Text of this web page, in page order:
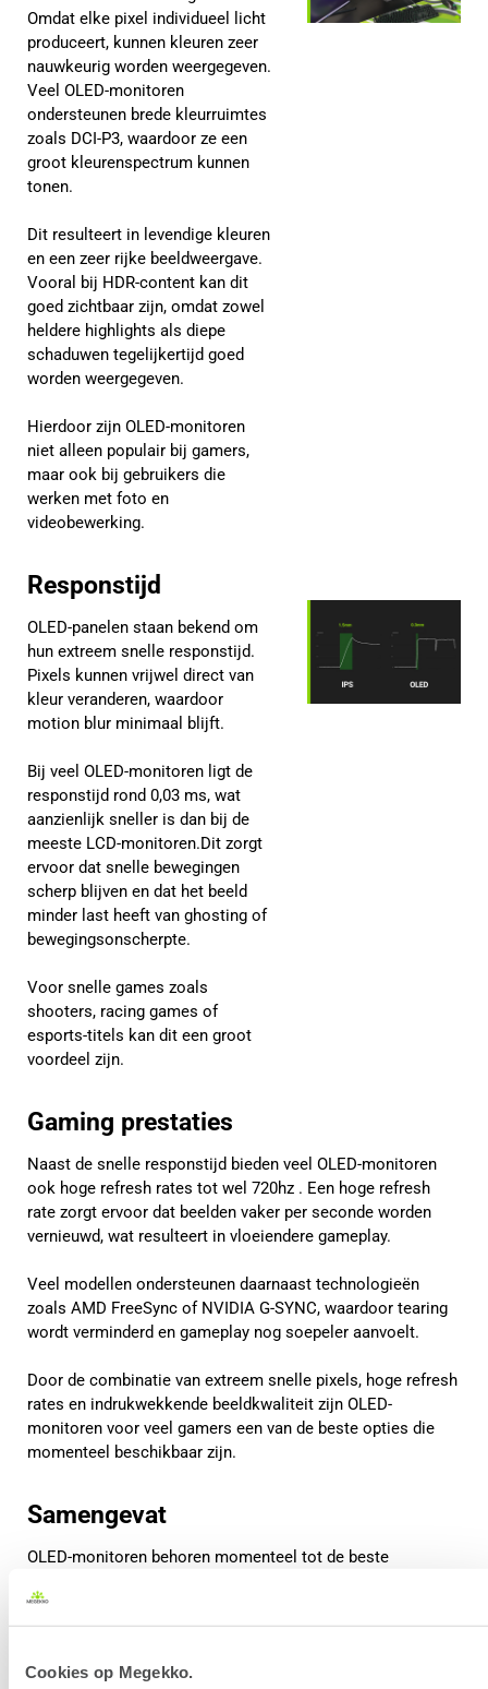
Cookies op Megekko.
Omdat elke pixel individueel licht
produceert, kunnen kleuren zeer
nauwkeurig worden weergegeven.
Veel OLED-monitoren
ondersteunen brede kleurruimtes
zoals DCI-P3, waardoor ze een
groot kleurenspectrum kunnen
tonen.
Dit resulteert in levendige kleuren
en een zeer rijke beeldweergave.
Vooral bij HDR-content kan dit
goed zichtbaar zijn, omdat zowel
heldere highlights als diepe
schaduwen tegelijkertijd goed
worden weergegeven.
Hierdoor zijn OLED-monitoren
niet alleen populair bij gamers,
maar ook bij gebruikers die
werken met foto en
videobewerking.
Responstijd
OLED-panelen staan bekend om
hun extreem snelle responstijd.
Pixels kunnen vrijwel direct van
kleur veranderen, waardoor
motion blur minimaal blijft.
Bij veel OLED-monitoren ligt de
responstijd rond 0,03 ms, wat
aanzienlijk sneller is dan bij de
meeste LCD-monitoren.Dit zorgt
ervoor dat snelle bewegingen
scherp blijven en dat het beeld
minder last heeft van ghosting of
bewegingsonscherpte.
Voor snelle games zoals
shooters, racing games of
esports-titels kan dit een groot
voordeel zijn.
Gaming prestaties
Naast de snelle responstijd bieden veel OLED-monitoren
ook hoge refresh rates tot wel 720hz . Een hoge refresh
rate zorgt ervoor dat beelden vaker per seconde worden
vernieuwd, wat resulteert in vloeiendere gameplay.
Veel modellen ondersteunen daarnaast technologieën
zoals AMD FreeSync of NVIDIA G-SYNC, waardoor tearing
wordt verminderd en gameplay nog soepeler aanvoelt.
Door de combinatie van extreem snelle pixels, hoge refresh
rates en indrukwekkende beeldkwaliteit zijn OLED-
monitoren voor veel gamers een van de beste opties die
momenteel beschikbaar zijn.
Samengevat
OLED-monitoren behoren momenteel tot de beste
pixel zelf licht geeft, kunnen OLED-schermen perfecte
zwartwaarden en een extreem hoog contrast leveren.
In combinatie met zeer snelle responstijden en hoge